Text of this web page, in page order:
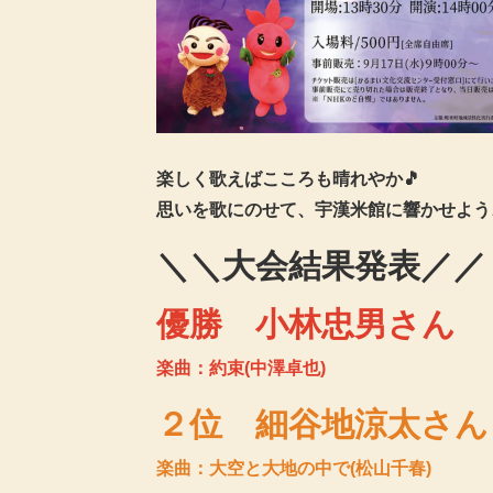
楽しく歌えばこころも晴れやか🎵
思いを歌にのせて、宇漢米館に響かせよう
＼＼大会結果発表／／
優勝 小林忠男さん
楽曲：約束(中澤卓也)
２位 細谷地涼太さん
楽曲：大空と大地の中で(松山千春)